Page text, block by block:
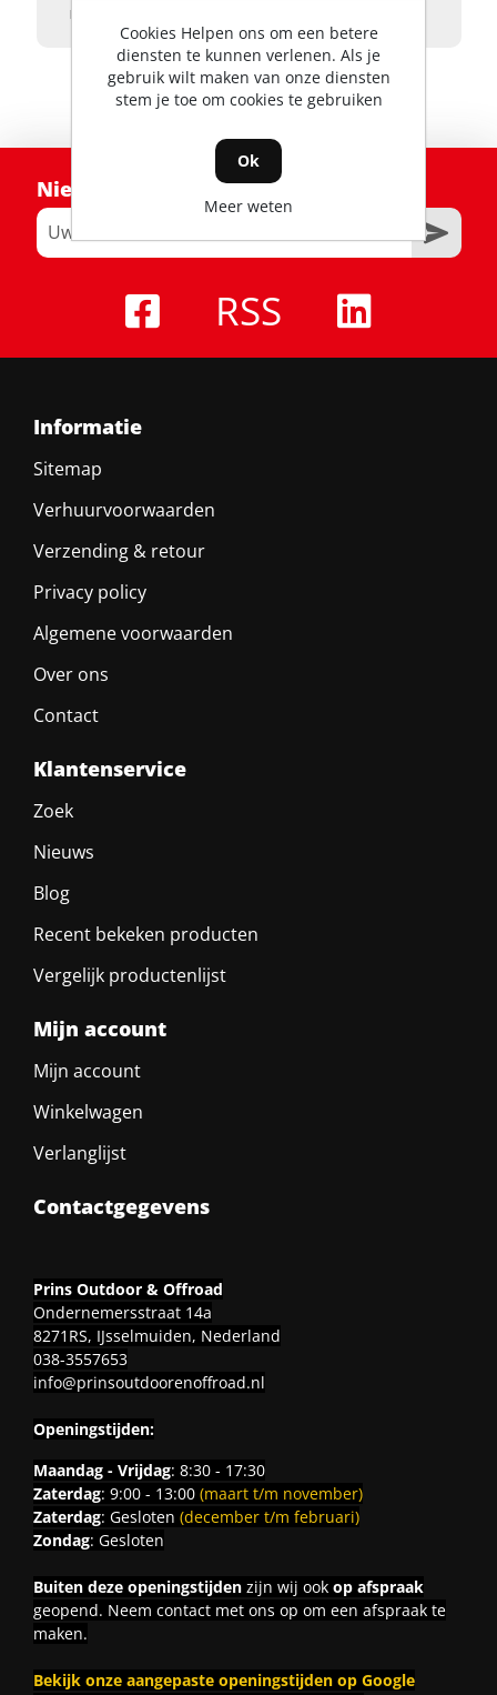
rugzak.
Nieuwsbrief
RSS
Informatie
Sitemap
Verhuurvoorwaarden
Verzending & retour
Privacy policy
Algemene voorwaarden
Over ons
Contact
Klantenservice
Zoek
Nieuws
Blog
Recent bekeken producten
Vergelijk productenlijst
Mijn account
Mijn account
Winkelwagen
Verlanglijst
Contactgegevens
Prins Outdoor & Offroad
Ondernemersstraat 14a
8271RS, IJsselmuiden, Nederland
038-3557653
info@prinsoutdoorenoffroad.nl
Openingstijden:
Maandag - Vrijdag: 8:30 - 17:30
Zaterdag: 9:00 - 13:00 (maart t/m november)
Zaterdag: Gesloten (december t/m februari)
Zondag: Gesloten
Buiten deze openingstijdenzijn wij ook op afspraak
geopend. Neem contact met ons op om een afspraak te
maken.
Bekijk onze aangepaste openingstijden op Google
Cookies Helpen ons om een betere
diensten te kunnen verlenen. Als je
gebruik wilt maken van onze diensten
stem je toe om cookies te gebruiken
Ok
Meer weten